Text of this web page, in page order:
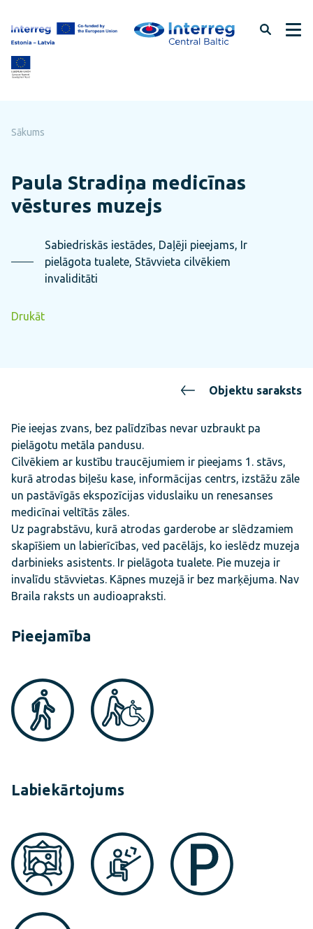
uz
lapas
saturu
Sākums
Paula Stradiņa medicīnas
vēstures muzejs
Sabiedriskās iestādes, Daļēji pieejams, Ir
pielāgota tualete, Stāvvieta cilvēkiem
invaliditāti
Drukāt
Objektu saraksts
Pie ieejas zvans, bez palīdzības nevar uzbraukt pa
pielāgotu metāla pandusu.
Cilvēkiem ar kustību traucējumiem ir pieejams 1. stāvs,
kurā atrodas biļešu kase, informācijas centrs, izstāžu zāle
un pastāvīgās ekspozīcijas viduslaiku un renesanses
medicīnai veltītās zāles.
Uz pagrabstāvu, kurā atrodas garderobe ar slēdzamiem
skapīšiem un labierīcības, ved pacēlājs, ko ieslēdz muzeja
darbinieks asistents. Ir pielāgota tualete. Pie muzeja ir
invalīdu stāvvietas. Kāpnes muzejā ir bez marķējuma. Nav
Braila raksts un audioapraksti.
Pieejamība
Labiekārtojums